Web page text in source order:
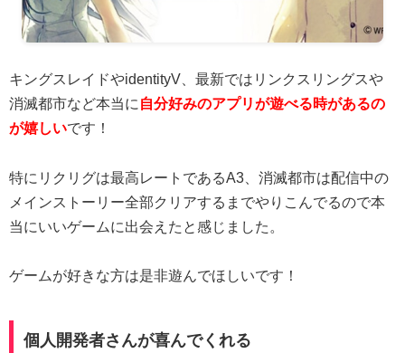
キングスレイドやidentityV、最新ではリンクスリングスや
消滅都市など本当に自分好みのアプリが遊べる時があるの
が嬉しいです！
特にリクリグは最高レートであるA3、消滅都市は配信中の
メインストーリー全部クリアするまでやりこんでるので本
当にいいゲームに出会えたと感じました。
ゲームが好きな方は是非遊んでほしいです！
個人開発者さんが喜んでくれる